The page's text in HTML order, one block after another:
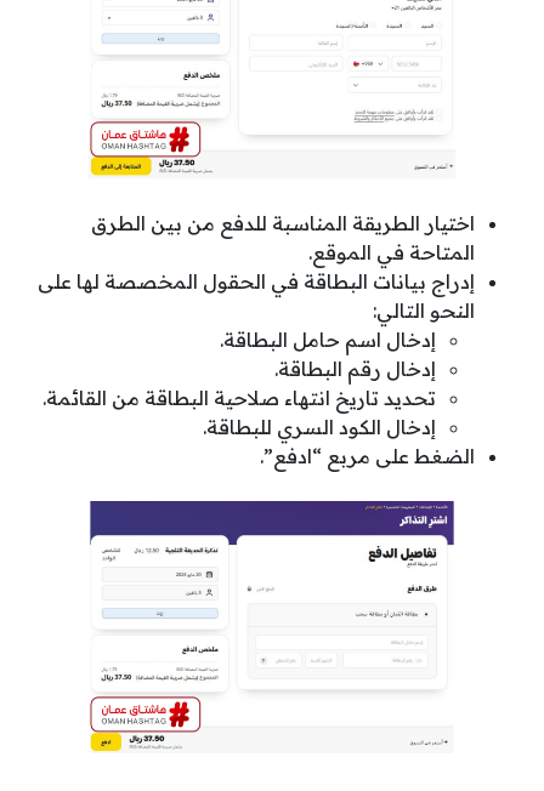
اختيار الطريقة المناسبة للدفع من بين الطرق
المتاحة في الموقع.
إدراج بيانات البطاقة في الحقول المخصصة لها على
النحو التالي:
إدخال اسم حامل البطاقة.
إدخال رقم البطاقة.
تحديد تاريخ انتهاء صلاحية البطاقة من القائمة.
إدخال الكود السري للبطاقة.
الضغط على مربع “ادفع”.